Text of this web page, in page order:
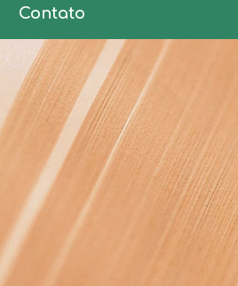
Contato